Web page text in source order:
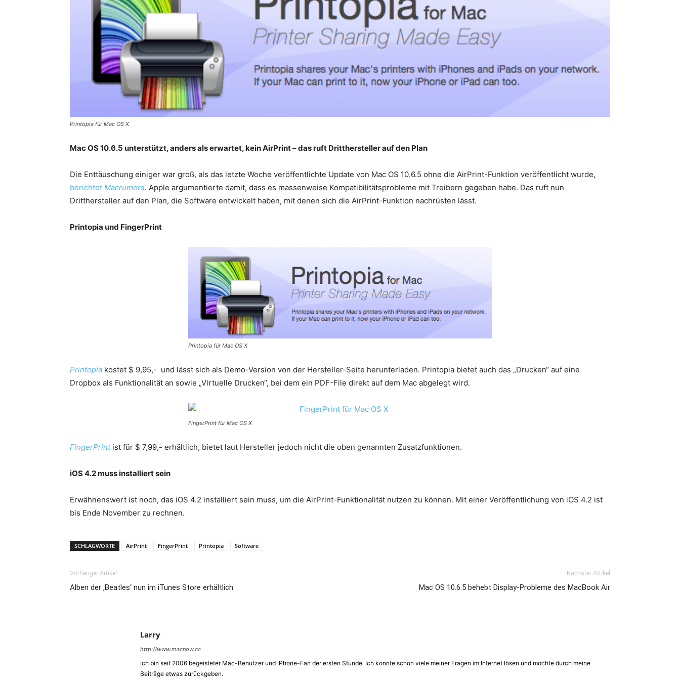
Printopia für Mac OS X
Mac OS 10.6.5 unterstützt, anders als erwartet, kein AirPrint – das ruft Dritthersteller auf den Plan
Die Enttäuschung einiger war groß, als das letzte Woche veröffentlichte Update von Mac OS 10.6.5 ohne die AirPrint-Funktion veröffentlicht wurde,
berichtet Macrumors. Apple argumentierte damit, dass es massenweise Kompatibilitätsprobleme mit Treibern gegeben habe. Das ruft nun
Dritthersteller auf den Plan, die Software entwickelt haben, mit denen sich die AirPrint-Funktion nachrüsten lässt.
Printopia und FingerPrint
Printopia für Mac OS X
Printopia kostet $ 9,95,- und lässt sich als Demo-Version von der Hersteller-Seite herunterladen. Printopia bietet auch das „Drucken“ auf eine
Dropbox als Funktionalität an sowie „Virtuelle Drucken“, bei dem ein PDF-File direkt auf dem Mac abgelegt wird.
FingerPrint für Mac OS X
FingerPrintist für $ 7,99,- erhältlich, bietet laut Hersteller jedoch nicht die oben genannten Zusatzfunktionen.
iOS 4.2 muss installiert sein
Erwähnenswert ist noch, das iOS 4.2 installiert sein muss, um die AirPrint-Funktionalität nutzen zu können. Mit einer Veröffentlichung von iOS 4.2 ist
bis Ende November zu rechnen.
SCHLAGWORTE AirPrint FingerPrint Printopia Software
Vorheriger Artikel
Alben der ‚Beatles‘ nun im iTunes Store erhältlich
Nächster Artikel
Mac OS 10.6.5 behebt Display-Probleme des MacBook Air
Larry
http://www.macnow.cc
Ich bin seit 2006 begeisteter Mac-Benutzer und iPhone-Fan der ersten Stunde. Ich konnte schon viele meiner Fragen im Internet lösen und möchte durch meine
Beiträge etwas zurückgeben.